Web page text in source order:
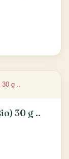
30 g ..